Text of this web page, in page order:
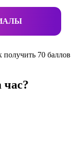
получить 70 баллов
час?